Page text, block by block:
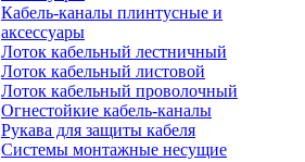
Кабель-каналы плинтусные и
аксессуары
Лоток кабельный лестничный
Лоток кабельный листовой
Лоток кабельный проволочный
Огнестойкие кабель-каналы
Рукава для защиты кабеля
Системы монтажные несущие